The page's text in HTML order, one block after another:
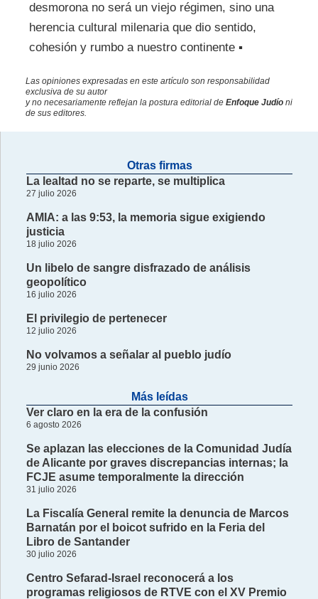
desmorona no será un viejo régimen, sino una
herencia cultural milenaria que dio sentido,
cohesión y rumbo a nuestro continente ▪
Las opiniones expresadas en este artículo son responsabilidad
exclusiva de su autor
y no necesariamente reflejan la postura editorial de Enfoque Judíoni
de sus editores.
Otras firmas
La lealtad no se reparte, se multiplica
27 julio 2026
AMIA: a las 9:53, la memoria sigue exigiendo
justicia
18 julio 2026
Un libelo de sangre disfrazado de análisis
geopolítico
16 julio 2026
El privilegio de pertenecer
12 julio 2026
No volvamos a señalar al pueblo judío
29 junio 2026
Más leídas
Ver claro en la era de la confusión
6 agosto 2026
Se aplazan las elecciones de la Comunidad Judía
de Alicante por graves discrepancias internas; la
FCJE asume temporalmente la dirección
31 julio 2026
La Fiscalía General remite la denuncia de Marcos
Barnatán por el boicot sufrido en la Feria del
Libro de Santander
30 julio 2026
Centro Sefarad-Israel reconocerá a los
programas religiosos de RTVE con el XV Premio